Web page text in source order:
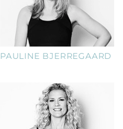
PAULINE BJERREGAARD